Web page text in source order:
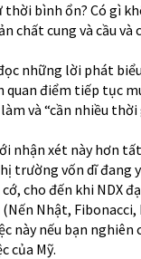
thời bình ổn? Có gì
chất cung và cầu
những lời phát
quan điểm tiếp tục
và “cần nhiều
nhận xét này hơn
trường vốn dĩ đang
cho đến khi NDX
Nhật,
này nếu bạn nghiên
của Mỹ.